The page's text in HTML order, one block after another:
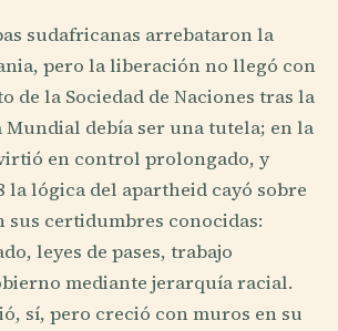
sudafricanas arrebataron la
pero la liberación no llegó con
de la Sociedad de Naciones tras la
debía ser una tutela; en la
en control prolongado, y
la lógica del apartheid cayó sobre
certidumbres conocidas:
leyes de pases, trabajo
mediante jerarquía racial.
sí, pero creció con muros en su